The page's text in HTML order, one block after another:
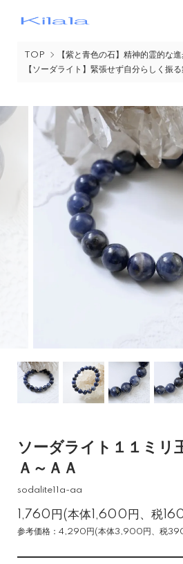
TOP
【紫と青色の石】精神的霊的な
【ソーダライト】緊張せず自分らしく振
ソーダライト１１ミリ
Ａ～ＡＡ
sodalite11a-aa
1,760円(本体1,600円、税
参考価格：4,290円(本体3,900円、税